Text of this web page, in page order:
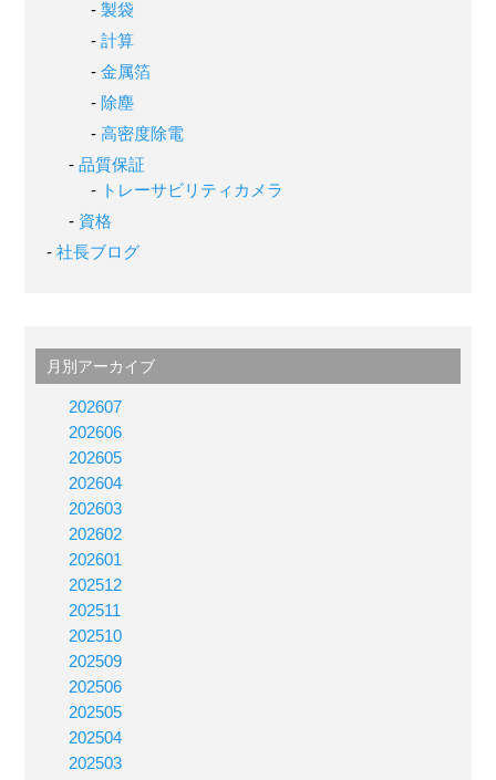
製袋
計算
金属箔
除塵
高密度除電
品質保証
トレーサビリティカメラ
資格
社長ブログ
月別アーカイブ
202607
202606
202605
202604
202603
202602
202601
202512
202511
202510
202509
202506
202505
202504
202503